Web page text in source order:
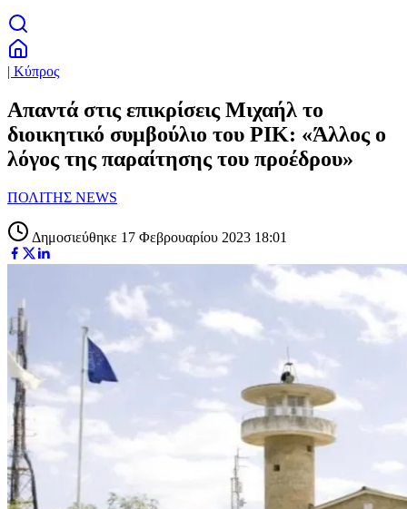
| Κύπρος
Απαντά στις επικρίσεις Μιχαήλ το
διοικητικό συμβούλιο του ΡΙΚ: «Άλλος ο
λόγος της παραίτησης του προέδρου»
ΠΟΛΙΤΗΣ NEWS
Δημοσιεύθηκε 17 Φεβρουαρίου 2023 18:01